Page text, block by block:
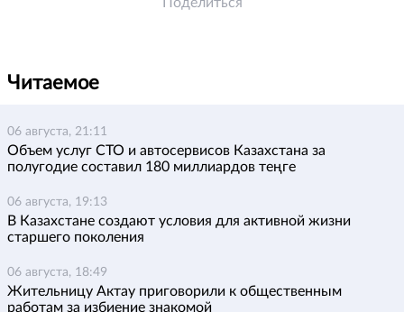
Читаемое
06 августа, 21:11
Объем услуг СТО и автосервисов Казахстана за
полугодие составил 180 миллиардов теңге
06 августа, 19:13
В Казахстане создают условия для активной жизни
старшего поколения
06 августа, 18:49
Жительницу Актау приговорили к общественным
работам за избиение знакомой